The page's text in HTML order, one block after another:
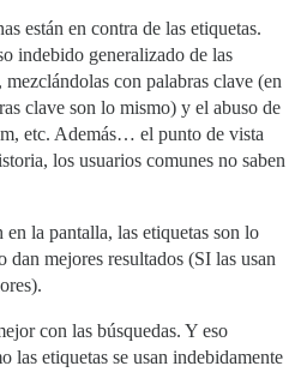
están en contra de las etiquetas.
indebido generalizado de las
con palabras clave (en
clave son lo mismo) y el abuso de
etc. Además… el punto de vista
los usuarios comunes no saben
la pantalla, las etiquetas son lo
dan mejores resultados (SI las usan
con las búsquedas. Y eso
las etiquetas se usan indebidamente